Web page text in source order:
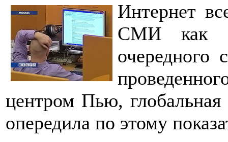
Интернет
СМИ как
очередного
центром Пью,
опередила по этому